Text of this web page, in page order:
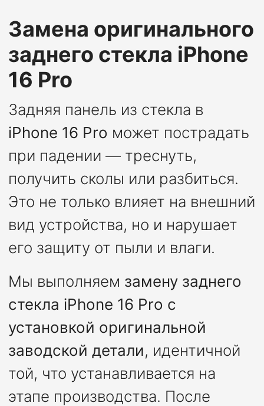
Замена оригинального
заднего стекла iPhone
16 Pro
Задняя панель из стекла в
iPhone 16 Pro может пострадать
при падении — треснуть,
получить сколы или разбиться.
Это не только влияет на внешний
вид устройства, но и нарушает
его защиту от пыли и влаги.
Мы выполняем замену заднего
стекла iPhone 16 Pro с
установкой оригинальной
заводской детали, идентичной
той, что устанавливается на
этапе производства. После